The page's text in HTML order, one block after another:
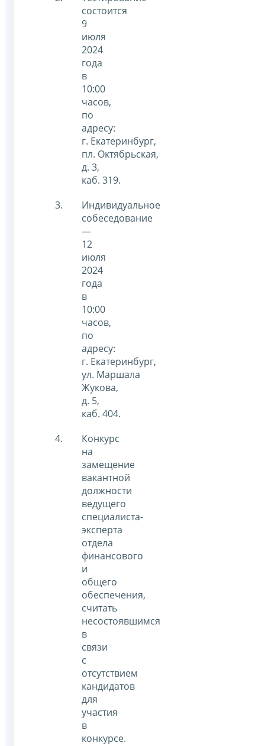
состоится
9
июля
2024
года
в
10:00
часов,
по
адресу:
г. Екатеринбург,
пл. Октябрьская,
д. 3,
каб. 319.
Индивидуальное
собеседование
—
12
июля
2024
года
в
10:00
часов,
по
адресу:
г. Екатеринбург,
ул. Маршала
Жукова,
д. 5,
каб. 404.
Конкурс
на
замещение
вакантной
должности
ведущего
специалиста-
эксперта
отдела
финансового
и
общего
обеспечения,
считать
несостоявшимся
в
связи
с
отсутствием
кандидатов
для
участия
в
конкурсе.